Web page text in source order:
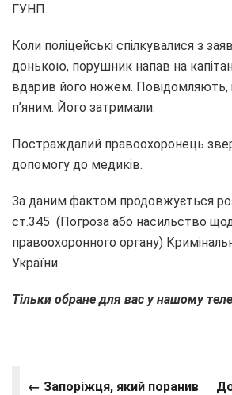
ГУНП.
Коли поліцейські спілкувалися з
донькою, порушник напав на
вдарив його ножем. Повідомляють,
п’яним. Його затримали.
Постраждалий правоохоронець
допомогу до медиків.
За даним фактом продовжується
ст.345 (Погроза або насильство
правоохоронного органу)
України.
Тільки обране для вас у нашому
← Запоріжця, який поранив